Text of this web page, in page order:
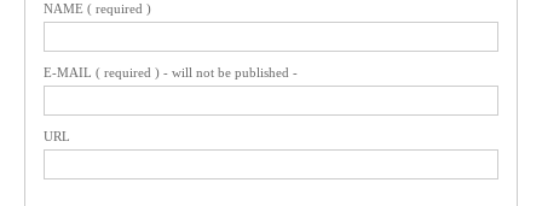
NAME ( required )
E-MAIL ( required ) - will not be published -
URL